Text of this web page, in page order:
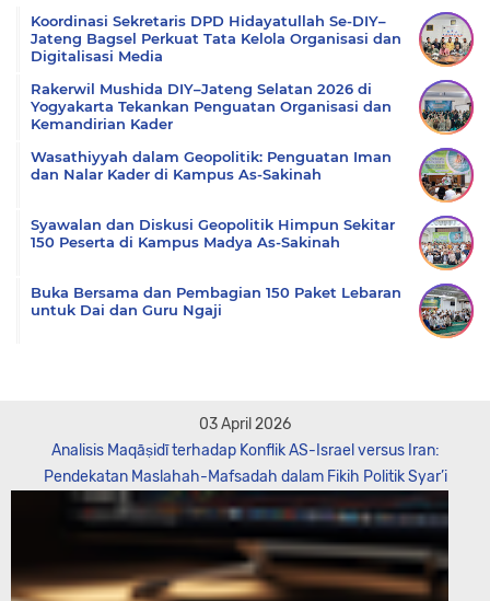
Koordinasi Sekretaris DPD Hidayatullah Se-DIY–
Jateng Bagsel Perkuat Tata Kelola Organisasi dan
Digitalisasi Media
Rakerwil Mushida DIY–Jateng Selatan 2026 di
Yogyakarta Tekankan Penguatan Organisasi dan
Kemandirian Kader
Wasathiyyah dalam Geopolitik: Penguatan Iman
dan Nalar Kader di Kampus As-Sakinah
Syawalan dan Diskusi Geopolitik Himpun Sekitar
150 Peserta di Kampus Madya As-Sakinah
Buka Bersama dan Pembagian 150 Paket Lebaran
untuk Dai dan Guru Ngaji
03 April 2026
Analisis Maqāṣidī terhadap Konflik AS-Israel versus Iran:
Pendekatan Maslahah-Mafsadah dalam Fikih Politik Syar’i